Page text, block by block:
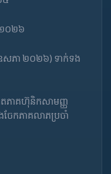
២០២៦
សភា ២០២៦) ទាក់ទង
ភាគហ៊ុនិកសាមញ្ញ
ែកភាគលាភប្រចាំ